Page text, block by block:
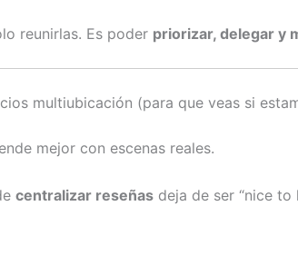
reunirlas. Es poder priorizar, delegar y
multiubicación (para que veas si
mejor con escenas reales.
centralizar reseñas deja de ser “nice